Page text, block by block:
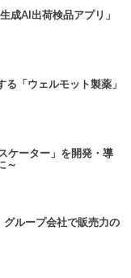
成AI出荷検品アプリ」
「ウェルモット製薬」
ケーター」を開発・導
～
グループ会社で販売力の